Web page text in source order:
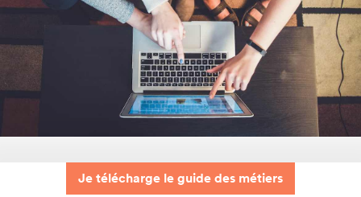
Je télécharge le guide des métiers